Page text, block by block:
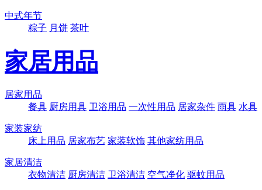
中式年节
粽子 月饼 茶叶
家居用品
居家用品
餐具 厨房用具 卫浴用品 一次性用品 居家杂件 雨具 水具
家装家纺
床上用品 居家布艺 家装软饰 其他家纺用品
家居清洁
衣物清洁 厨房清洁 卫浴清洁 空气净化 驱蚊用品